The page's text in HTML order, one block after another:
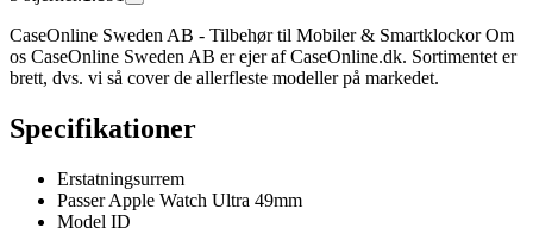
CaseOnline Sweden AB - Tilbehør til Mobiler & Smartklockor Om
os CaseOnline Sweden AB er ejer af CaseOnline.dk. Sortimentet er
brett, dvs. vi så cover de allerfleste modeller på markedet.
Specifikationer
Erstatningsurrem
Passer Apple Watch Ultra 49mm
Model ID